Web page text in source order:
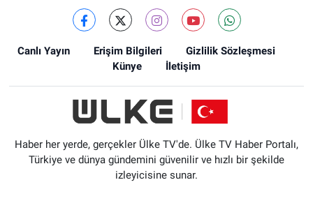
Canlı Yayın Erişim Bilgileri
Gizlilik Sözleşmesi
Künye
İletişim
Haber her yerde, gerçekler Ülke TV'de. Ülke TV Haber Portalı,
Türkiye ve dünya gündemini güvenilir ve hızlı bir şekilde
izleyicisine sunar.